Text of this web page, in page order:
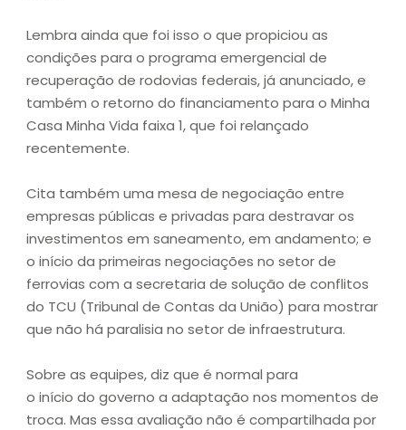
Lembra ainda que foi isso o que propiciou as
condições para o programa emergencial de
recuperação de rodovias federais, já anunciado, e
também o retorno do financiamento para o Minha
Casa Minha Vida faixa 1, que foi relançado
recentemente.
Cita também uma mesa de negociação entre
empresas públicas e privadas para destravar os
investimentos em saneamento, em andamento; e
o início da primeiras negociações no setor de
ferrovias com a secretaria de solução de conflitos
do TCU (Tribunal de Contas da União) para mostrar
que não há paralisia no setor de infraestrutura.
Sobre as equipes, diz que é normal para
o início do governo a adaptação nos momentos de
troca. Mas essa avaliação não é compartilhada por